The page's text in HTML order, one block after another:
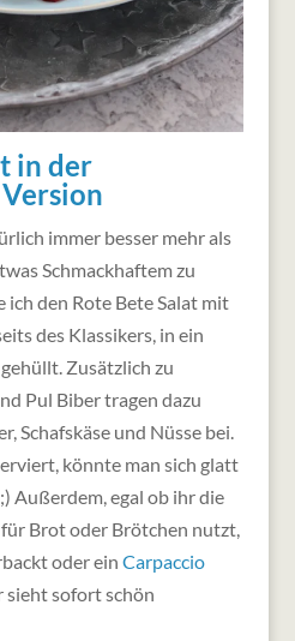
in der
immer besser mehr als
Schmackhaftem zu
ich den Rote Bete Salat mit
des Klassikers, in ein
Zusätzlich zu
Pul Biber tragen dazu
Schafskäse und Nüsse bei.
könnte man sich glatt
Außerdem, egal ob ihr die
für Brot oder Brötchen nutzt,
oder ein Carpaccio
sieht sofort schön